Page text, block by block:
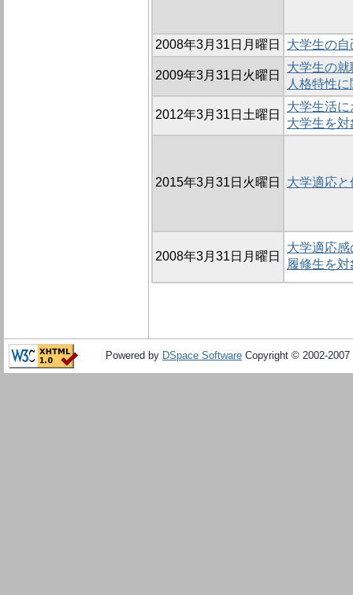
2008年3月31日月曜日 大学生の
2009年3月31日火曜日
大学生の
人格特性
2012年3月31日土曜日
大学生活
大学生を
2015年3月31日火曜日 大学適応
2008年3月31日月曜日
大学適応
履修生を
Powered by DSpace Software Copyright © 2002-2007